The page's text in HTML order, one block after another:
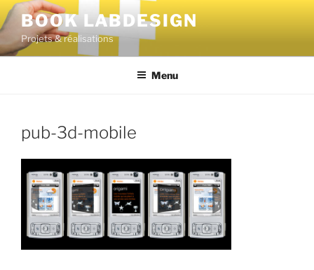
BOOK LABDESIGN
Projets & réalisations
Menu
pub-3d-mobile